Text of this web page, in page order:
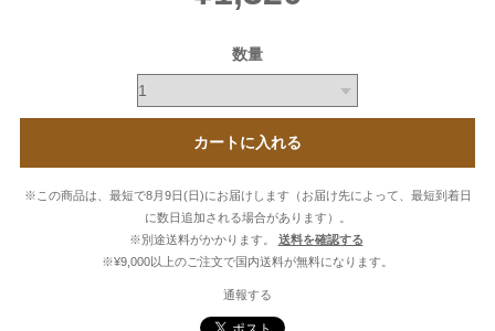
数量
カートに入れる
※この商品は、最短で8月9日(日)にお届けします（お届け先によって、最短到着日
に数日追加される場合があります）。
※別途送料がかかります。
送料を確認する
※¥9,000以上のご注文で国内送料が無料になります。
通報する